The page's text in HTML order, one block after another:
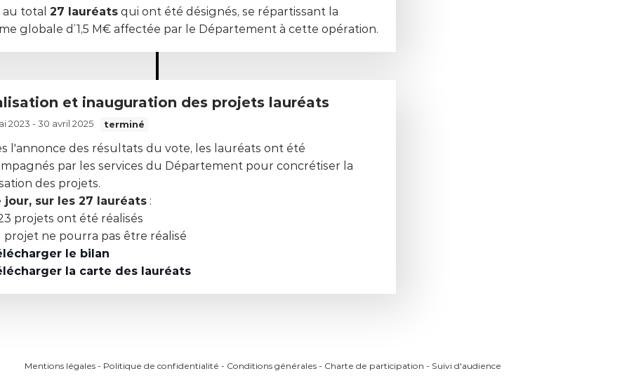
total 27 lauréats qui ont été désignés, se répartissant la
globale d’1,5 M€ affectée par le Département à cette opération.
et inauguration des projets lauréats
2023 - 30 avril 2025 terminé
l'annonce des résultats du vote, les lauréats ont été
par les services du Département pour concrétiser la
des projets.
jour, sur les 27 lauréats :
projets ont été réalisés
projet ne pourra pas être réalisé
le bilan
la carte des lauréats
Mentions légales - Politique de confidentialité - Conditions générales - Charte de participation - Suivi d'audience